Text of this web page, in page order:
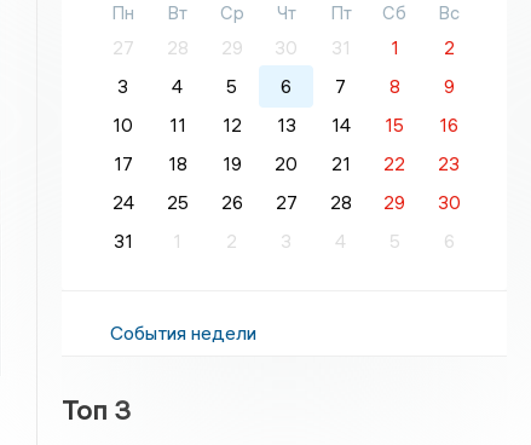
Пн Вт Ср Чт Пт Сб
Вс
27
28 29 30 31 1
2
3
4 5 6 7 8
9
10
11 12 13 14 15
16
17
18 19 20 21 22
23
24
25 26 27 28 29
30
31
1 2 3 4 5 6
События недели
Топ 3